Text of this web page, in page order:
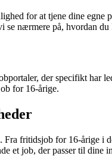
for at tjene dine egne
se nærmere på, hvordan
der specifikt
for 16-årige.
fritidsjob for 16-årige i
et job, der passer til dine